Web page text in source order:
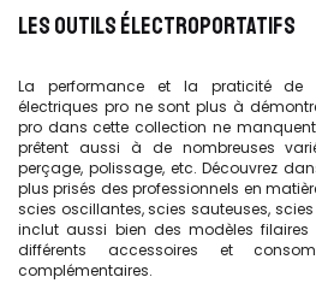
LES OUTILS ÉLECTROPORTATIFS
La performance et la praticité de
électriques pro ne sont plus à
pro dans cette collection ne
prêtent aussi à de nombreuses
perçage, polissage, etc. Découvrez
plus prisés des professionnels en
scies oscillantes, scies sauteuses,
inclut aussi bien des modèles
différents accessoires et
complémentaires.